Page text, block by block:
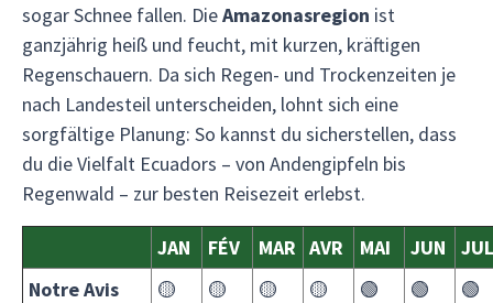
sogar Schnee fallen. DieAmazonasregion ist
ganzjährig heiß und feucht, mit kurzen, kräftigen
Regenschauern. Da sich Regen- und Trockenzeiten je
nach Landesteil unterscheiden, lohnt sich eine
sorgfältige Planung: So kannst du sicherstellen, dass
du die Vielfalt Ecuadors – von Andengipfeln bis
Regenwald – zur besten Reisezeit erlebst.
JAN FÉV MAR AVR MAI JUN
JUL
Notre Avis
🟡 🟡 🟡 🟡 🟢 🟢
🟢